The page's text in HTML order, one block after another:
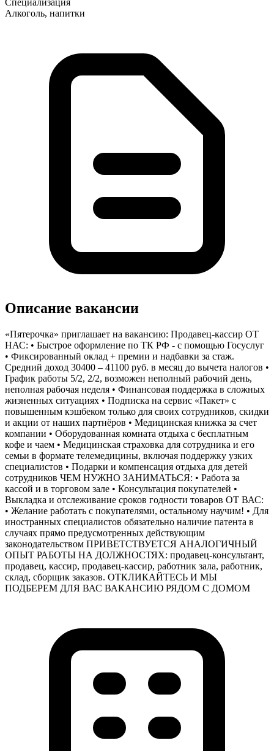
Алкоголь, напитки
Описание вакансии
«Пятерочка» приглашает на вакансию: Продавец-кассир ОТ
НАС: • Быстрое оформление по ТК РФ - с помощью Госуслуг
• Фиксированный оклад + премии и надбавки за стаж.
Средний доход 30400 – 41100 руб. в месяц до вычета налогов •
График работы 5/2, 2/2, возможен неполный рабочий день,
неполная рабочая неделя • Финансовая поддержка в сложных
жизненных ситуациях • Подписка на сервис «Пакет» с
повышенным кэшбеком только для своих сотрудников, скидки
и акции от наших партнёров • Медицинская книжка за счет
компании • Оборудованная комната отдыха с бесплатным
кофе и чаем • Медицинская страховка для сотрудника и его
семьи в формате телемедицины, включая поддержку узких
специалистов • Подарки и компенсация отдыха для детей
сотрудников ЧЕМ НУЖНО ЗАНИМАТЬСЯ: • Работа за
кассой и в торговом зале • Консультация покупателей •
Выкладка и отслеживание сроков годности товаров ОТ ВАС:
• Желание работать с покупателями, остальному научим! • Для
иностранных специалистов обязательно наличие патента в
случаях прямо предусмотренных действующим
законодательством ПРИВЕТСТВУЕТСЯ АНАЛОГИЧНЫЙ
ОПЫТ РАБОТЫ НА ДОЛЖНОСТЯХ: продавец-консультант,
продавец, кассир, продавец-кассир, работник зала, работник,
склад, сборщик заказов. ОТКЛИКАЙТЕСЬ И МЫ
ПОДБЕРЕМ ДЛЯ ВАС ВАКАНСИЮ РЯДОМ С ДОМОМ